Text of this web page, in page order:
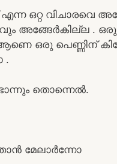
ഒറ്റ വിചാരവെ
അങ്ങേർകില്ല . ഒരു
ഒരു പെണ്ണിന്
.
തൊന്നെൽ.
മേലാർന്നോ